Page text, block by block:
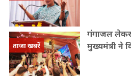
ताजा खबरें
गंगाजल लेकर
मुख्यमंत्री ने